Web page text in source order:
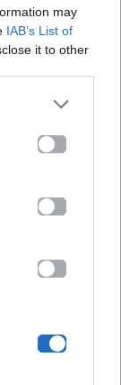
may
IAB’s List of
it to other